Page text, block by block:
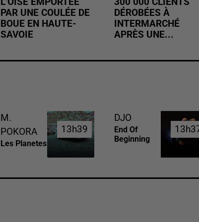
PAR UNE COULÉE DE
BOUE EN HAUTE-
SAVOIE
DÉROBÉES À
INTERMARCHÉ
APRÈS UNE...
M.
POKORA
Les Planetes
13h39
13h39
DJO
End Of
Beginning